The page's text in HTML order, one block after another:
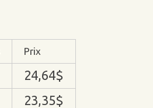
Prix
24,64$
23,35$